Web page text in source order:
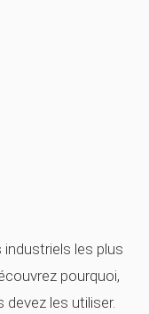
les plus
pourquoi,
les utiliser.